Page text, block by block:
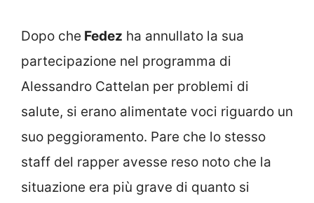
Dopo che Fedez ha annullato la sua
partecipazione nel programma di
Alessandro Cattelan per problemi di
salute, si erano alimentate voci riguardo un
suo peggioramento. Pare che lo stesso
staff del rapper avesse reso noto che la
situazione era più grave di quanto si